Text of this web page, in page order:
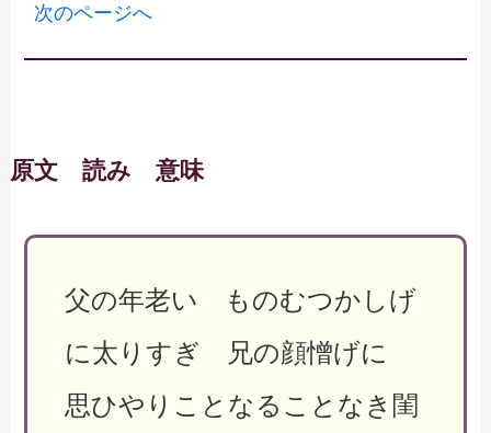
次のページへ
原文 読み 意味
父の年老い ものむつかしげ
に太りすぎ 兄の顔憎げに
思ひやりことなることなき閨